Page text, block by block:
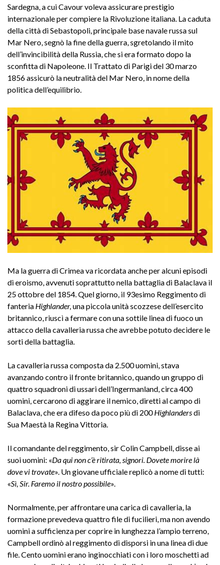
Sardegna, a cui Cavour voleva assicurare prestigio
internazionale per compiere la Rivoluzione italiana. La caduta
della città di Sebastopoli, principale base navale russa sul
Mar Nero, segnò la fine della guerra, sgretolando il mito
dell’invincibilità della Russia, che si era formato dopo la
sconfitta di Napoleone. Il Trattato di Parigi del 30 marzo
1856 assicurò la neutralità del Mar Nero, in nome della
politica dell’equilibrio.
Ma la guerra di Crimea va ricordata anche per alcuni episodi
di eroismo, avvenuti soprattutto nella battaglia di Balaclava il
25 ottobre del 1854. Quel giorno, il 93esimo Reggimento di
fanteria Highlander, una piccola unità scozzese dell’esercito
britannico, riuscì a fermare con una sottile linea di fuoco un
attacco della cavalleria russa che avrebbe potuto decidere le
sorti della battaglia.
La cavalleria russa composta da 2.500 uomini, stava
avanzando contro il fronte britannico, quando un gruppo di
quattro squadroni di ussari dell’Ingermanland, circa 400
uomini, cercarono di aggirare il nemico, diretti al campo di
Balaclava, che era difeso da poco più di 200Highlandersdi
Sua Maestà la Regina Vittoria.
Il comandante del reggimento, sir Colin Campbell, disse ai
suoi uomini: «Da qui non c’è ritirata, signori. Dovete morire là
dove vi trovate». Un giovane ufficiale replicò a nome di tutti:
«Sì, Sir. Faremo il nostro possibile».
Normalmente, per affrontare una carica di cavalleria, la
formazione prevedeva quattro file di fucilieri, ma non avendo
uomini a sufficienza per coprire in lunghezza l’ampio terreno,
Campbell ordinò al reggimento di disporsi in una linea di due
file. Cento uomini erano inginocchiati con i loro moschetti ad